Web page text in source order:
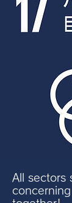
All sectors